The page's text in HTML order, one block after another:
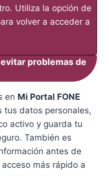
Utiliza la opción de
volver a acceder a
evitar problemas de
en Mi Portal FONE
tus datos personales,
activo y guarda tu
También es
antes de
más rápido a